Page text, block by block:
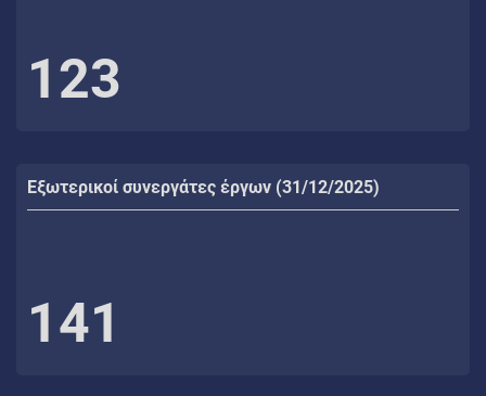
123
Εξωτερικοί συνεργάτες έργων (31/12/2025)
141